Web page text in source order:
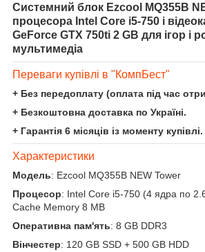
Системний блок Ezcool MQ355B
процесора Intel Core i5-750 і
GeForce GTX 750ti 2 GB для ігор і
мультимедіа
Переваги купівлі в "КомпБест"
+ Без передоплату (оплата під час
+ Безкоштовна доставка по Україні.
+ Гарантія 6 місяців із моменту купівлі.
Характеристики
Модель: Ezcool MQ355B NEW Tower
Процесор: Intel Core i5-750 (4 ядра по
Cache Memory 8 MB
Оперативна пам'ять: 8 GB DDR3
Вінчестер: 120 GB SSD + 500 GB HDD